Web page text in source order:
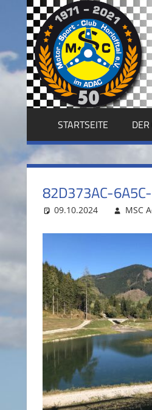
springen MSC
E.V.
STARTSEITE
82D373AC-
09.10.2024 MSC